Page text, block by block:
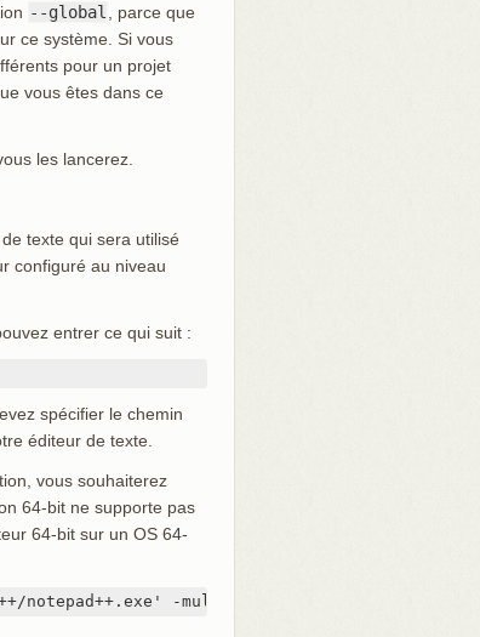
--global
, parce que
ce système. Si vous
pour un projet
vous êtes dans ce
les lancerez.
texte qui sera utilisé
configuré au niveau
entrer ce qui suit :
spécifier le chemin
éditeur de texte.
vous souhaiterez
64-bit ne supporte pas
64-bit sur un OS 64-
-multiInst -notabbar -nosession